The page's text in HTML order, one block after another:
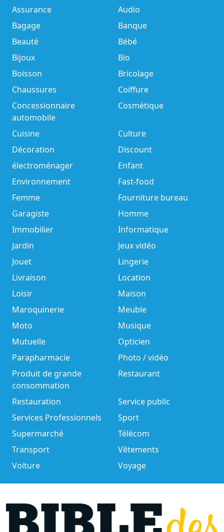
Assurance
Audio
Bagage
Banque
Beauté
Bébé
Bijoux
Bio
Boisson
Bricolage
Chaussures
Coiffure
Concessionnaire
automobile
Cosmétique
Cuisine
Culture
Décoration
Discount
électroménager
Enfant
Environnement
Fast-food
Femme
Fourniture bureau
Garagiste
Homme
Immobilier
Informatique
Jardin
Jeux vidéo
Jouet
Lingerie
Livraison
Location
Loisir
Maison
Maroquinerie
Meuble
Moto
Musique
Mutuelle
Opticien
Parapharmacie
Photo / vidéo
Produit de grande
consommation
Restaurant
Restauration
Service public
Services Professionnels
Sport
Supermarché
Télécom
Transport
Vêtements
Voiture
Voyage